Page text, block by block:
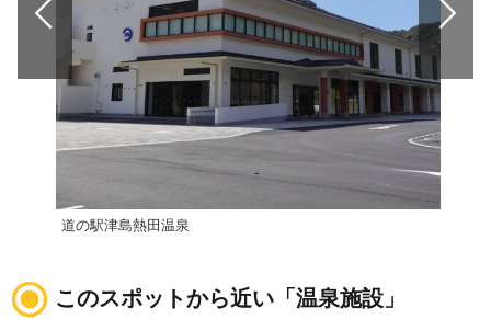
道の駅津島熱田温泉
このスポットから近い「温泉施設」